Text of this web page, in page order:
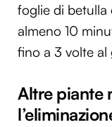
foglie di betulla
almeno 10
fino a 3 volte al
Altre piante